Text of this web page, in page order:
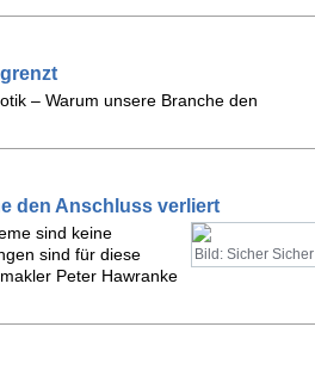
– Warum unsere Branche den
den Anschluss verliert
Bild: Sicher Sicher
sind keine
sind für diese
Peter Hawranke